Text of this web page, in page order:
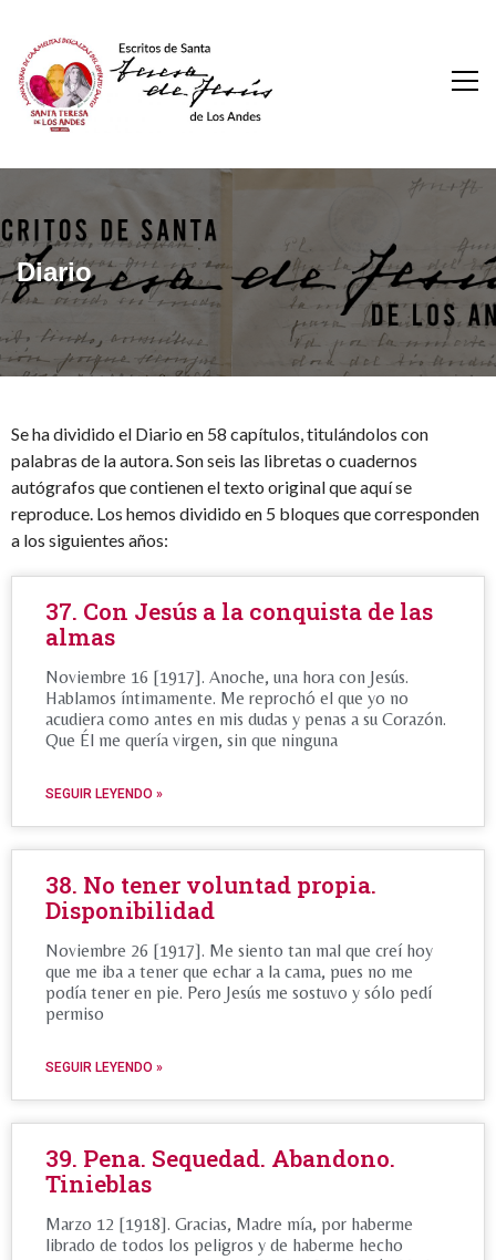
Diario
Se ha dividido el Diario en 58 capítulos, titulándolos con
palabras de la autora. Son seis las libretas o cuadernos
autógrafos que contienen el texto original que aquí se
reproduce. Los hemos dividido en 5 bloques que corresponden
a los siguientes años:
37. Con Jesús a la conquista de las
almas
Noviembre 16 [1917]. Anoche, una hora con Jesús.
Hablamos íntimamente. Me reprochó el que yo no
acudiera como antes en mis dudas y penas a su Corazón.
Que Él me quería virgen, sin que ninguna
SEGUIR LEYENDO »
38. No tener voluntad propia.
Disponibilidad
Noviembre 26 [1917]. Me siento tan mal que creí hoy
que me iba a tener que echar a la cama, pues no me
podía tener en pie. Pero Jesús me sostuvo y sólo pedí
permiso
SEGUIR LEYENDO »
39. Pena. Sequedad. Abandono.
Tinieblas
Marzo 12 [1918]. Gracias, Madre mía, por haberme
librado de todos los peligros y de haberme hecho